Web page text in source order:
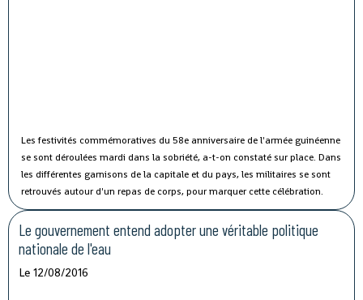
Les festivités commémoratives du 58e anniversaire de l'armée guinéenne
se sont déroulées mardi dans la sobriété, a-t-on constaté sur place. Dans
les différentes garnisons de la capitale et du pays, les militaires se sont
retrouvés autour d'un repas de corps, pour marquer cette célébration.
Le gouvernement entend adopter une véritable politique
nationale de l'eau
Le 12/08/2016